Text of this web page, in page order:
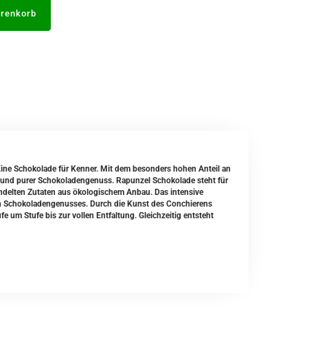
Schokolade für Kenner. Mit dem besonders hohen Anteil an
purer Schokoladengenuss. Rapunzel Schokolade steht für
Zutaten aus ökologischem Anbau. Das intensive
Durch die Kunst des Conchierens
um Stufe bis zur vollen Entfaltung. Gleichzeitig entsteht